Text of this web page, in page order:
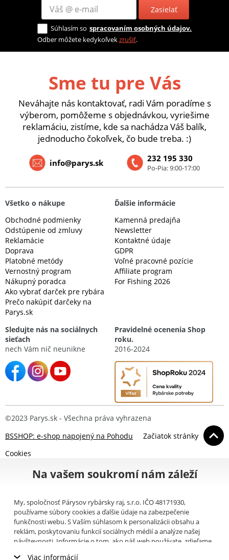
Zasielať
Súhlasím so spracovaním osobných údajov.
Odber môžete kedykoľvekzrušiť.
Sme tu pre Vás
Neváhajte nás kontaktovať, radi Vám poradíme s
výberom, pomôžeme s objednávkou, vyriešime
reklamáciu, zistíme, kde sa nachádza Váš balík,
jednoducho čokoľvek, čo bude treba. :)
232 195 330
Po-Pia: 9:00-17:00
info@parys.sk
Všetko o nákupe
Obchodné podmienky
Odstúpenie od zmluvy
Reklamácie
Doprava
Platobné metódy
Vernostný program
Nákupný poradca
Ako vybrať darček pre rybára
Prečo nakúpiť darčeky na
Parys.sk
Ďalšie informácie
Kamenná predajňa
Newsletter
Kontaktné údaje
GDPR
Voľné pracovné pozície
Affiliate program
For Fishing 2026
Sledujte nás na sociálnych
sieťach
nech Vám nič neunikne
Pravidelné ocenenia Shop
roku.
2016-2024
©2023 Parys.sk - Všechna práva vyhrazena
BSSHOP: e-shop napojený na Pohodu
Začiatok stránky
Cookies
Na vašem soukromí nám záleží
My, spoločnosť Párysov rybársky raj, s.r.o. IČO 48171930,
používame súbory cookies a ďalšie údaje na zabezpečenie
funkčnosti webu. S Vaším súhlasom k personalizácii obsahu a
reklám, poskytovaniu funkcií sociálnych médií a analýze našej
návštevnosti. Informácie o tom, ako náš web používate, zdieľame
Viac informácií